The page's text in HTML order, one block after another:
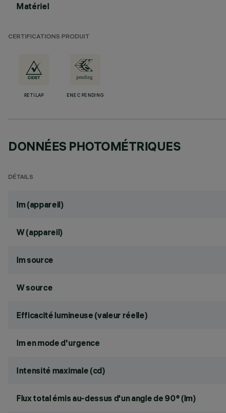
Matériel
CERTIFICATIONS PRODUIT
RETILAP ENEC PENDING
DONNÉES PHOTOMÉTRIQUES
DÉTAILS
lm (appareil)
W (appareil)
lm source
W source
Efficacité lumineuse (valeur réelle)
lm en mode d'urgence
Intensité maximale (cd)
Flux total émis au-dessus d'un angle de 90° (lm)